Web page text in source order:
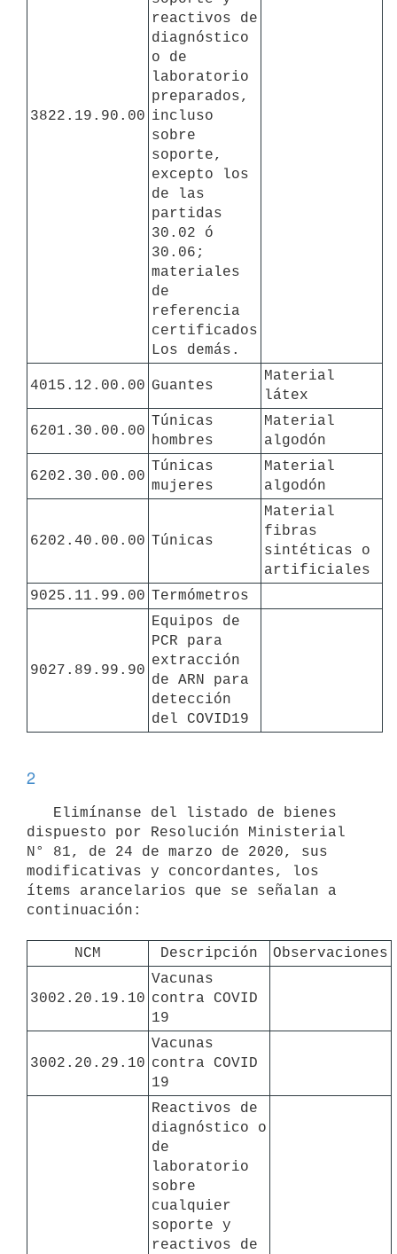
3822.19.90.00
reactivos de
diagnóstico
o de
laboratorio
preparados,
incluso
sobre
soporte,
excepto los
de las
partidas
30.02 ó
30.06;
materiales
de
referencia
certificados
Los demás.
4015.12.00.00 Guantes
Material
látex
6201.30.00.00
Túnicas
hombres
Material
algodón
6202.30.00.00
Túnicas
mujeres
Material
algodón
6202.40.00.00 Túnicas
Material
fibras
sintéticas o
artificiales
9025.11.99.00 Termómetros
9027.89.99.90
Equipos de
PCR para
extracción
de ARN para
detección
del COVID19
2
dispuesto por Resolución Ministerial
N° 81, de 24 de marzo de 2020, sus
modificativas y concordantes, los
ítems arancelarios que se señalan a
continuación:
NCM Descripción Observaciones
3002.20.19.10
Vacunas
contra COVID
19
3002.20.29.10
Vacunas
contra COVID
19
Reactivos de
diagnóstico o
de
laboratorio
sobre
cualquier
soporte y
reactivos de